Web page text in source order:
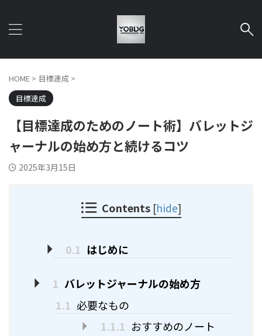
HOME > 目標達成 >
目標達成
【目標達成のためのノート術】バレットジ
ャーナルの始め方と続けるコツ
2025年3月15日
Contents [hide]
0.1 はじめに
1 バレットジャーナルの始め方
1.1 必要なもの
1.1.1 おすすめのノート